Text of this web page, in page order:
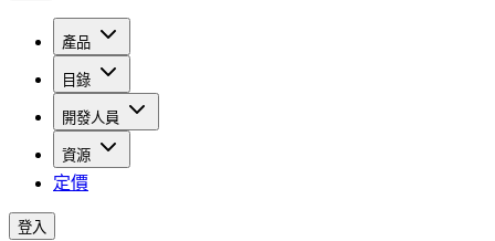
產品
目錄
開發人員
資源
定價
登入